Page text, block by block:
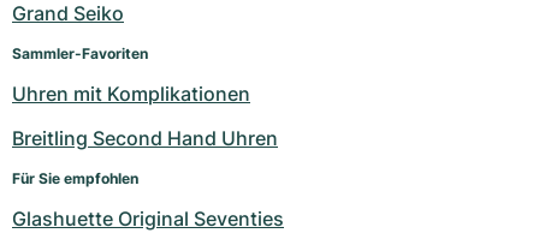
Grand Seiko
Sammler-Favoriten
Uhren mit Komplikationen
Breitling Second Hand Uhren
Für Sie empfohlen
Glashuette Original Seventies